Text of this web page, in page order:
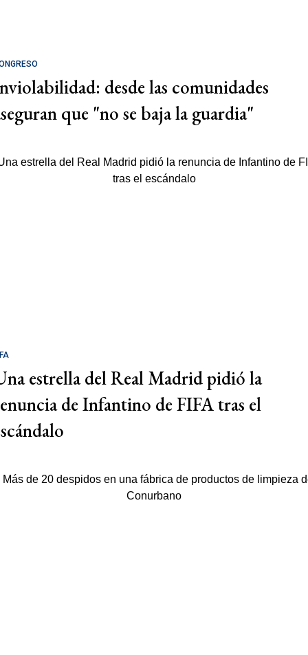
desde las comunidades
que "no se baja la guardia"
estrella del Real Madrid pidió la
de Infantino de FIFA tras el